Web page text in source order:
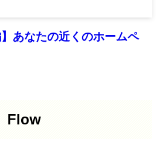
】あなたの近くのホームペ
Flow